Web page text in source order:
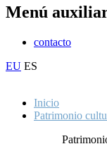
Menú
contacto
EU ES
Inicio
Patrimonio